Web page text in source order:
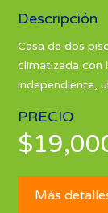
Descripción
Casa de dos
climatizada con
independiente,
PRECIO
Más